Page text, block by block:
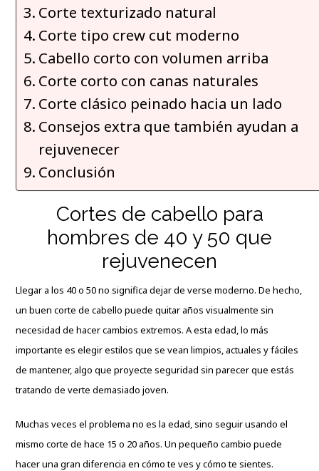
Corte texturizado natural
Corte tipo crew cut moderno
Cabello corto con volumen arriba
Corte corto con canas naturales
Corte clásico peinado hacia un lado
Consejos extra que también ayudan a
rejuvenecer
Conclusión
Cortes de cabello para
hombres de 40 y 50 que
rejuvenecen
Llegar a los 40 o 50no significa dejar de verse moderno. De hecho,
un buen corte de cabello puede quitar años visualmente sin
necesidad de hacer cambios extremos. A esta edad, lo más
importante es elegir estilos que se vean limpios, actuales y fáciles
de mantener, algo que proyecte seguridad sin parecer que estás
tratando de verte demasiado joven.
Muchas veces el problema no es la edad, sino seguir usando el
mismo corte de hace 15 o 20 años. Un pequeño cambio puede
hacer una gran diferencia en cómo te ves y cómo te sientes.